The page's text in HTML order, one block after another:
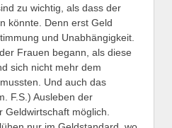
zu wichtig, als dass der
könnte. Denn erst Geld
und Unabhängigkeit.
Frauen begann, als diese
sich nicht mehr dem
Und auch das
F.S.) Ausleben der
Geldwirtschaft möglich.